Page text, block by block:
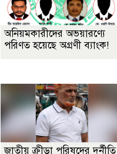
অনিয়মকারীদের অভয়ারণ্যে
পরিণত হয়েছে অগ্রণী ব্যাংক!
জাতীয় ক্রীড়া পরিষদের দুর্নীতি